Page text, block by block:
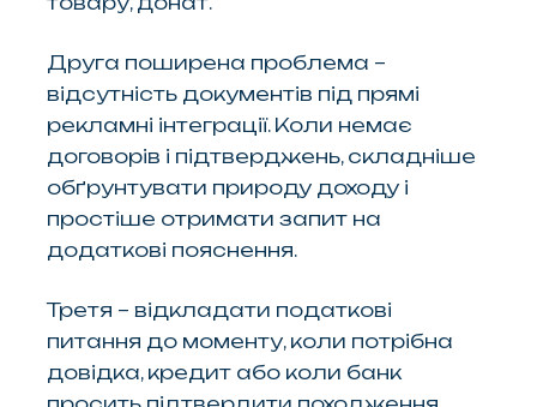
Друга поширена проблема –
відсутність документів під прямі
рекламні інтеграції. Коли немає
договорів і підтверджень, складніше
обґрунтувати природу доходу і
простіше отримати запит на
додаткові пояснення.
Третя – відкладати податкові
питання до моменту, коли потрібна
довідка, кредит або коли банк